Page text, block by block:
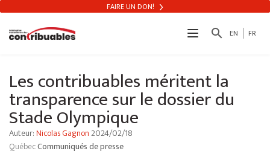
search EN FR
FAIRE UN DON!
Les contribuables méritent la
transparence sur le dossier du
Stade Olympique
Auteur: Nicolas Gagnon2024/02/18
QuébecCommuniqués de presse